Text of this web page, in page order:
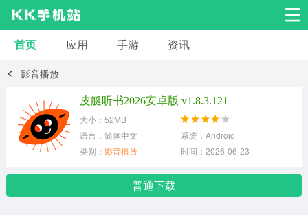
安卓应用
小说漫画
首页 应用 手游 资讯
影音播放
皮艇听书2026安卓版 v1.8.3.121
大小：52MB
语言：简体中文
系统：Android
类别： 影音播放 时间：2026-06-23
普通下载